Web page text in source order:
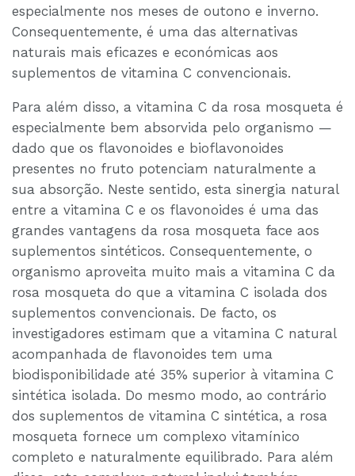
especialmente nos meses de outono e inverno.
Consequentemente, é uma das alternativas
naturais mais eficazes e económicas aos
suplementos de vitamina C convencionais.
Para além disso, a vitamina C da rosa mosqueta é
especialmente bem absorvida pelo organismo —
dado que os flavonoides e bioflavonoides
presentes no fruto potenciam naturalmente a
sua absorção. Neste sentido, esta sinergia natural
entre a vitamina C e os flavonoides é uma das
grandes vantagens da rosa mosqueta face aos
suplementos sintéticos. Consequentemente, o
organismo aproveita muito mais a vitamina C da
rosa mosqueta do que a vitamina C isolada dos
suplementos convencionais. De facto, os
investigadores estimam que a vitamina C natural
acompanhada de flavonoides tem uma
biodisponibilidade até 35% superior à vitamina C
sintética isolada. Do mesmo modo, ao contrário
dos suplementos de vitamina C sintética, a rosa
mosqueta fornece um complexo vitamínico
completo e naturalmente equilibrado. Para além